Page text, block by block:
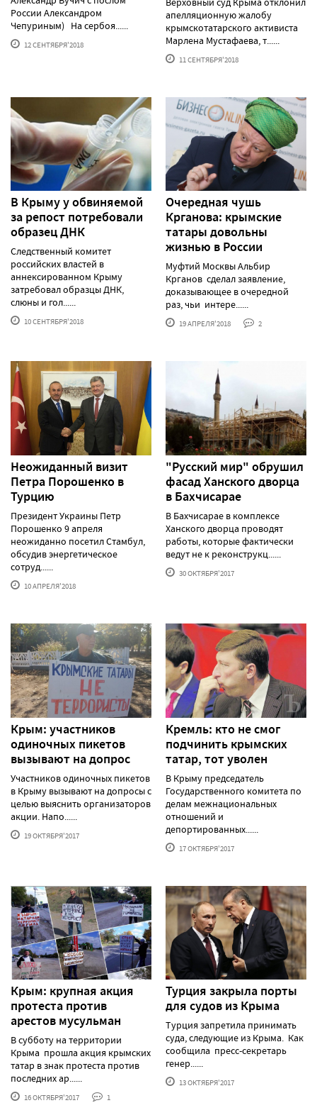
России Александром
Чепуриным) На сербоя......
12 СЕНТЯБРЯ'2018
апелляционную жалобу
крымскотатарского активиста
Марлена Мустафаева, т......
11 СЕНТЯБРЯ'2018
В Крыму у обвиняемой
за репост потребовали
образец ДНК
Следственный комитет
российских властей в
аннексированном Крыму
затребовал образцы ДНК,
слюны и гол......
10 СЕНТЯБРЯ'2018
Очередная чушь
Крганова: крымские
татары довольны
жизнью в России
Муфтий Москвы Альбир
Крганов сделал заявление,
доказывающее в очередной
раз, чьи интере......
19 АПРЕЛЯ'2018 2
Неожиданный визит
Петра Порошенко в
Турцию
Президент Украины Петр
Порошенко 9 апреля
неожиданно посетил Стамбул,
обсудив энергетическое
сотруд......
10 АПРЕЛЯ'2018
"Русский мир" обрушил
фасад Ханского дворца
в Бахчисарае
В Бахчисарае в комплексе
Ханского дворца проводят
работы, которые фактически
ведут не к реконструкц......
30 ОКТЯБРЯ'2017
Крым: участников
одиночных пикетов
вызывают на допрос
Участников одиночных пикетов
в Крыму вызывают на допросы с
целью выяснить организаторов
акции. Напо......
19 ОКТЯБРЯ'2017
Кремль: кто не смог
подчинить крымских
татар, тот уволен
В Крыму председатель
Государственного комитета по
делам межнациональных
отношений и
депортированных......
17 ОКТЯБРЯ'2017
Крым: крупная акция
протеста против
арестов мусульман
В субботу на территории
Крыма прошла акция крымских
татар в знак протеста против
последних ар......
16 ОКТЯБРЯ'2017 1
Турция закрыла порты
для судов из Крыма
Турция запретила принимать
суда, следующие из Крыма. Как
сообщила пресс-секретарь
генер......
13 ОКТЯБРЯ'2017